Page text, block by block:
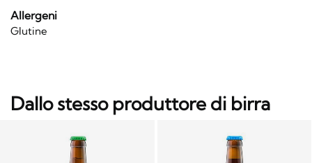
Allergeni
Glutine
Dallo stesso produttore di birra